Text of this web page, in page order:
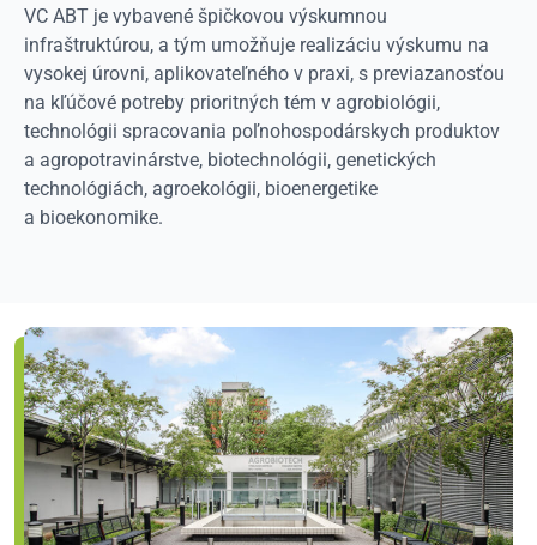
VC ABT je vybavené špičkovou výskumnou
infraštruktúrou, a tým umožňuje realizáciu výskumu na
vysokej úrovni, aplikovateľného v praxi, s previazanosťou
na kľúčové potreby prioritných tém v agrobiológii,
technológii spracovania poľnohospodárskych produktov
a agropotravinárstve, biotechnológii, genetických
technológiách, agroekológii, bioenergetike
a bioekonomike.